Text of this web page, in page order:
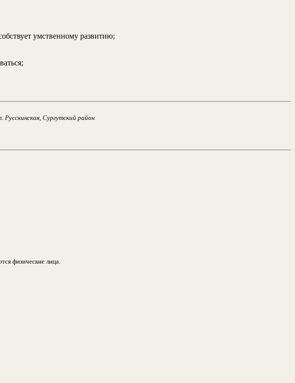
умственному развитию;
Сургутский район
физические лица.